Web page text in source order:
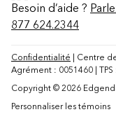
Besoin d’aide ?
877 624.2344
Confidentialité | Centre
Agrément : 0051460 |
Copyright © 2026
Personnaliser les témoins